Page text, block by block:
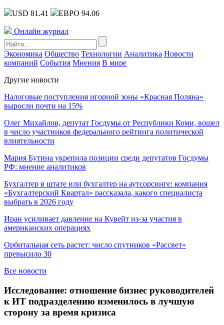
USD 81.41 ЕВРО 94.06
Онлайн журнал
Экономика Общество Технологии Аналитика Новости
компаний События Мнения В мире
Другие новости
Налоговые поступления игорной зоны «Красная Поляна»
выросли почти на 15%
Олег Михайлов, депутат Госдумы от Республики Коми, вошел
в число участников федерального рейтинга политической
влиятельности
Мария Бутина укрепила позиции среди депутатов Госдумы
РФ: мнение аналитиков
Бухгалтер в штате или бухгалтер на аутсорсинге: компания
«Бухгалтерский Квартал» рассказала, какого специалиста
выбрать в 2026 году
Иран усиливает давление на Кувейт из-за участия в
американских операциях
Орбитальная сеть растет: число спутников «Рассвет»
превысило 30
Все новости
Исследование: отношение бизнес руководителей
к ИТ подразделению изменилось в лучшую
сторону за время кризиса